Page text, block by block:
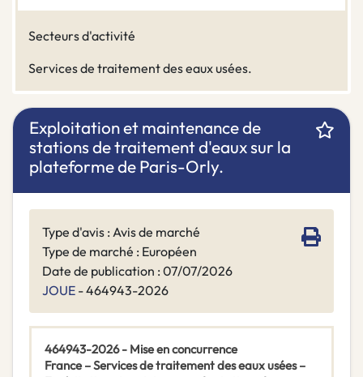
Secteurs d'activité
Services de traitement des eaux usées.
Exploitation et maintenance de
stations de traitement d'eaux sur la
plateforme de Paris-Orly.
Type d'avis : Avis de marché
Type de marché : Européen
Date de publication : 07/07/2026
JOUE - 464943-2026
464943-2026 - Mise en concurrence
France – Services de traitement des eaux usées –